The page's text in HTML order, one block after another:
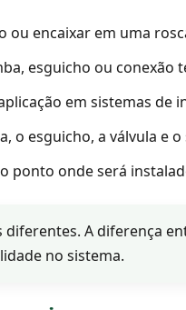
encaixar em uma
esguicho ou conexão
em sistemas de
o esguicho, a válvula e
ponto onde será
A diferença
no sistema.